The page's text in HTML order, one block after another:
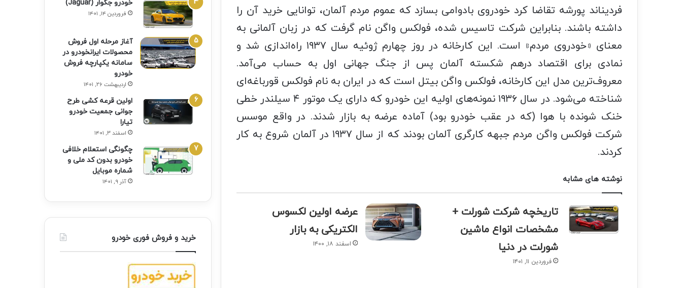
فردیناند پورشه تقاضا کرد خودروی بادوامی بسازد که عموم مردم آلمان، توانایی خرید آن را
داشته باشند. بنابراین شرکت تاسیس شده، فولکس‌ واگن نام گرفت که در زبان آلمانی به
معنای «خودروی مردم» است. این کارخانه در روز چهارم ژوئیه سال ۱۹۳۷ راه‌اندازی شد و
نمادی برای اقتصاد درهم شکسته آلمان پس از جنگ جهانی اول به‌ حساب می‌آمد.
معروف‌ترین مدل این کارخانه، فولکس‌ واگن بیتل است که در ایران به نام فولکس قورباغه‌ای
شناخته می‌شود. در سال ۱۹۳۶ نمونه‌های اولیه این خودرو که دارای یک موتور ۴ سیلندر خطی
خنک‌ شونده با هوا (که در عقب خودرو بود) آماده عرضه به بازار شدند. در واقع موسس
شرکت فولکس واگن مردم جبهه کارگری آلمان بودند که از سال ۱۹۳۷ در آلمان شروع به کار
کردند.
نوشته های مشابه
تاریخچه شرکت شورلت +
مشخصات انواع ماشین
شورلت در دنیا
فروردین ۱۱, ۱۴۰۱
عرضه اولین لکسوس
الکتریکی به بازار
اسفند ۱۸, ۱۴۰۰
خودرو جگوار (Jaguar)
فروردین ۱۴, ۱۴۰۱
آغاز مرحله اول فروش
محصولات ایرانخودرو در
سامانه یکپارچه فروش
خودرو
اردیبهشت ۲۶, ۱۴۰۱
اولین قرعه‌ کشی طرح
جوانی جمعیت خودرو
تیارا
اسفند ۳, ۱۴۰۱
چگونگی استعلام خلافی
خودرو بدون کد ملی و
شماره موبایل
آذر ۹, ۱۴۰۱
خرید و فروش فوری خودرو